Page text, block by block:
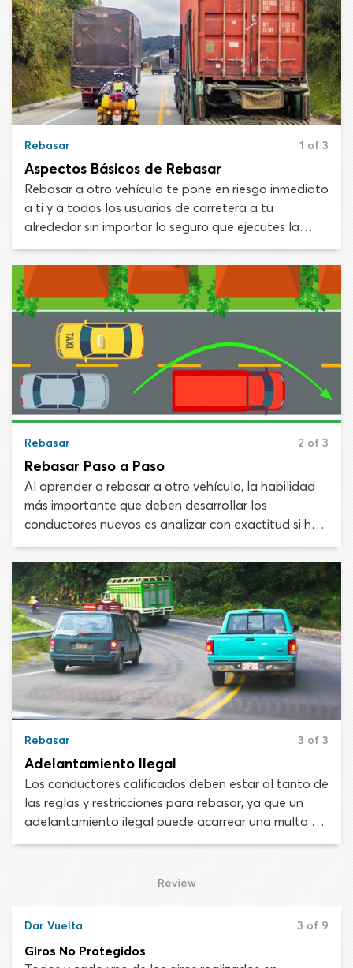
Rebasar 1 of 3
Aspectos Básicos de Rebasar
Rebasar a otro vehículo te pone en riesgo inmediato
a ti y a todos los usuarios de carretera a tu
alrededor sin importar lo seguro que ejecutes la
maniobra. Las colisiones relacionadas con
adelantamientos son a alta velocidad y de frente,
lo que tristemente significa que suelen ser fatales.
Todos los conductores deben aprender cómo y
dónde pasar a otros vehículos, además de las
situaciones en las que está prohibido rebasar.
Rebasar 2 of 3
Rebasar Paso a Paso
Al aprender a rebasar a otro vehículo, la habilidad
más importante que deben desarrollar los
conductores nuevos es analizar con exactitud si hay
suficiente espacio para pasar de manera segura.
Sobrestimar cuánto espacio tienes podría causar
una colisión grave. Al adelantar en autopistas, los
conductores necesitan un espacio de 10 a 12
segundos en el tráfico opuesto para ejecutar la
maniobra con seguridad. En ese espacio viajarás
aproximadamente 800 pies o un tercio de milla.
Rebasar 3 of 3
Adelantamiento Ilegal
Los conductores calificados deben estar al tanto de
las reglas y restricciones para rebasar, ya que un
adelantamiento ilegal puede acarrear una multa y
crear una situación de manejo peligrosa. No pases a
colina, una curva o condiciones climáticas
Review
Dar Vuelta 3 of 9
Giros No Protegidos